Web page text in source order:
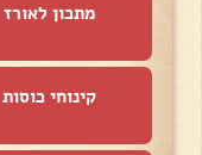
מתכון לאורז
קינוחי כוסות